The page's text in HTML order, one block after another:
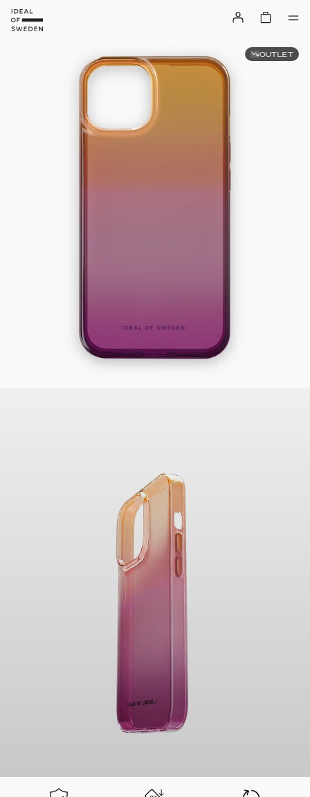
OUTLET